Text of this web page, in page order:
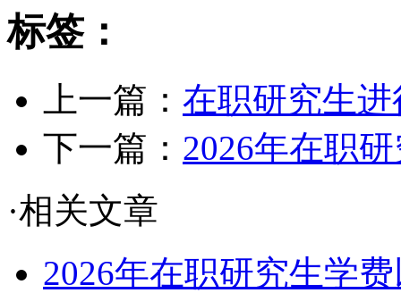
标签：
上一篇： 在职研究生
下一篇： 2026年在职
·相关文章
2026年在职研究生学